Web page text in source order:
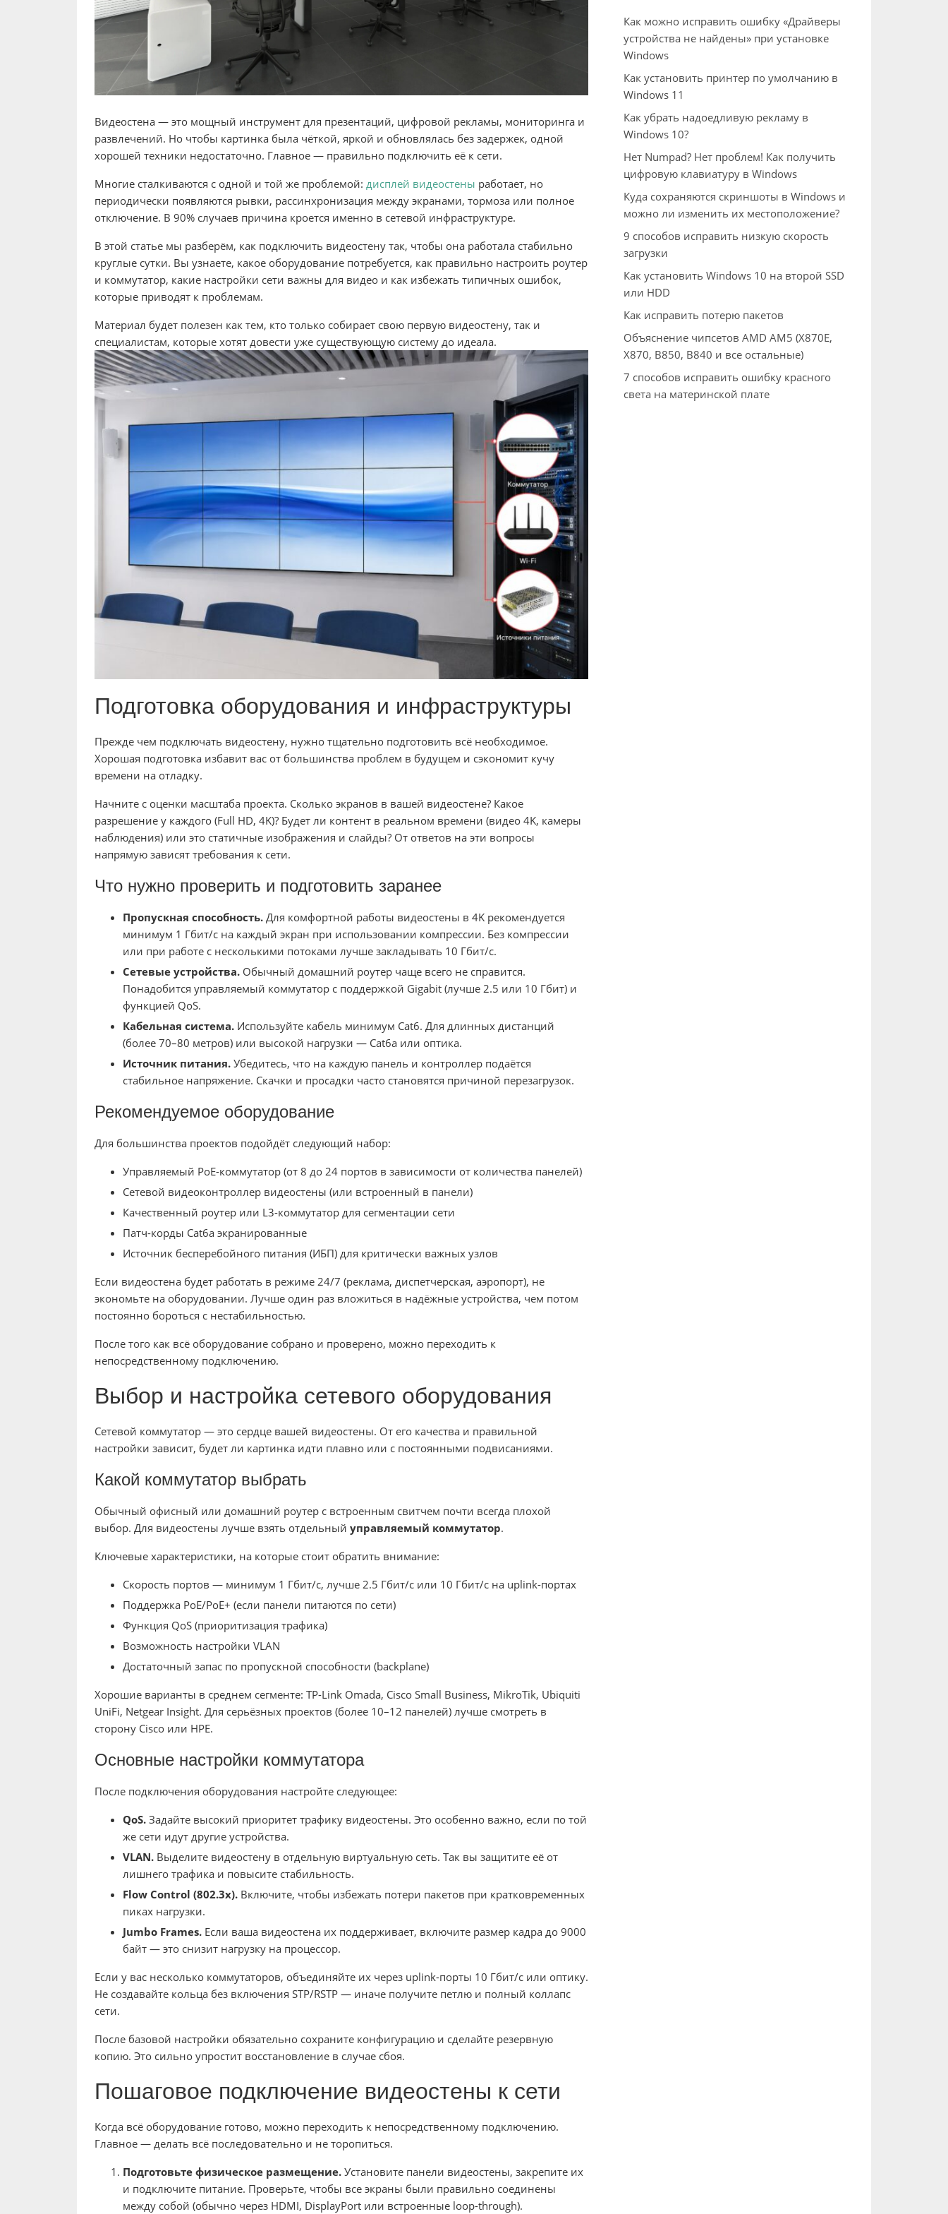
Видеостена — это мощный инструмент для презентаций, цифровой рекламы, мониторинга и
развлечений. Но чтобы картинка была чёткой, яркой и обновлялась без задержек, одной
хорошей техники недостаточно. Главное — правильно подключить её к сети.
Многие сталкиваются с одной и той же проблемой: дисплей видеостены работает, но
периодически появляются рывки, рассинхронизация между экранами, тормоза или полное
отключение. В 90% случаев причина кроется именно в сетевой инфраструктуре.
В этой статье мы разберём, как подключить видеостену так, чтобы она работала стабильно
круглые сутки. Вы узнаете, какое оборудование потребуется, как правильно настроить роутер
и коммутатор, какие настройки сети важны для видео и как избежать типичных ошибок,
которые приводят к проблемам.
Материал будет полезен как тем, кто только собирает свою первую видеостену, так и
специалистам, которые хотят довести уже существующую систему до идеала.
Подготовка оборудования и инфраструктуры
Прежде чем подключать видеостену, нужно тщательно подготовить всё необходимое.
Хорошая подготовка избавит вас от большинства проблем в будущем и сэкономит кучу
времени на отладку.
Начните с оценки масштаба проекта. Сколько экранов в вашей видеостене? Какое
разрешение у каждого (Full HD, 4K)? Будет ли контент в реальном времени (видео 4K, камеры
наблюдения) или это статичные изображения и слайды? От ответов на эти вопросы
напрямую зависят требования к сети.
Что нужно проверить и подготовить заранее
Пропускная способность.Для комфортной работы видеостены в 4K рекомендуется
минимум 1 Гбит/с на каждый экран при использовании компрессии. Без компрессии
или при работе с несколькими потоками лучше закладывать 10 Гбит/с.
Сетевые устройства.Обычный домашний роутер чаще всего не справится.
Понадобится управляемый коммутатор с поддержкой Gigabit (лучше 2.5 или 10 Гбит) и
функцией QoS.
Кабельная система.Используйте кабель минимум Cat6. Для длинных дистанций
(более 70–80 метров) или высокой нагрузки — Cat6a или оптика.
Источник питания.Убедитесь, что на каждую панель и контроллер подаётся
стабильное напряжение. Скачки и просадки часто становятся причиной перезагрузок.
Рекомендуемое оборудование
Для большинства проектов подойдёт следующий набор:
Управляемый PoE-коммутатор (от 8 до 24 портов в зависимости от количества панелей)
Сетевой видеоконтроллер видеостены (или встроенный в панели)
Качественный роутер или L3-коммутатор для сегментации сети
Патч-корды Cat6a экранированные
Источник бесперебойного питания (ИБП) для критически важных узлов
Если видеостена будет работать в режиме 24/7 (реклама, диспетчерская, аэропорт), не
экономьте на оборудовании. Лучше один раз вложиться в надёжные устройства, чем потом
постоянно бороться с нестабильностью.
После того как всё оборудование собрано и проверено, можно переходить к
непосредственному подключению.
Выбор и настройка сетевого оборудования
Сетевой коммутатор — это сердце вашей видеостены. От его качества и правильной
настройки зависит, будет ли картинка идти плавно или с постоянными подвисаниями.
Какой коммутатор выбрать
Обычный офисный или домашний роутер с встроенным свитчем почти всегда плохой
выбор. Для видеостены лучше взять отдельный управляемый коммутатор.
Ключевые характеристики, на которые стоит обратить внимание:
Скорость портов — минимум 1 Гбит/с, лучше 2.5 Гбит/с или 10 Гбит/с на uplink-портах
Поддержка PoE/PoE+ (если панели питаются по сети)
Функция QoS (приоритизация трафика)
Возможность настройки VLAN
Достаточный запас по пропускной способности (backplane)
Хорошие варианты в среднем сегменте: TP-Link Omada, Cisco Small Business, MikroTik, Ubiquiti
UniFi, Netgear Insight. Для серьёзных проектов (более 10–12 панелей) лучше смотреть в
сторону Cisco или HPE.
Основные настройки коммутатора
После подключения оборудования настройте следующее:
QoS.Задайте высокий приоритет трафику видеостены. Это особенно важно, если по той
же сети идут другие устройства.
VLAN.Выделите видеостену в отдельную виртуальную сеть. Так вы защитите её от
лишнего трафика и повысите стабильность.
Flow Control (802.3x).Включите, чтобы избежать потери пакетов при кратковременных
пиках нагрузки.
Jumbo Frames.Если ваша видеостена их поддерживает, включите размер кадра до 9000
байт — это снизит нагрузку на процессор.
Если у вас несколько коммутаторов, объединяйте их через uplink-порты 10 Гбит/с или оптику.
Не создавайте кольца без включения STP/RSTP — иначе получите петлю и полный коллапс
сети.
После базовой настройки обязательно сохраните конфигурацию и сделайте резервную
копию. Это сильно упростит восстановление в случае сбоя.
Пошаговое подключение видеостены к сети
Когда всё оборудование готово, можно переходить к непосредственному подключению.
Главное — делать всё последовательно и не торопиться.
Подготовьте физическое размещение.Установите панели видеостены, закрепите их
и подключите питание. Проверьте, чтобы все экраны были правильно соединены
между собой (обычно через HDMI, DisplayPort или встроенные loop-through).
Как можно исправить ошибку «Драйверы
устройства не найдены» при установке
Windows
Как установить принтер по умолчанию в
Windows 11
Как убрать надоедливую рекламу в
Windows 10?
Нет Numpad? Нет проблем! Как получить
цифровую клавиатуру в Windows
Куда сохраняются скриншоты в Windows и
можно ли изменить их местоположение?
9 способов исправить низкую скорость
загрузки
Как установить Windows 10 на второй SSD
или HDD
Как исправить потерю пакетов
Объяснение чипсетов AMD AM5 (X870E,
X870, B850, B840 и все остальные)
7 способов исправить ошибку красного
света на материнской плате